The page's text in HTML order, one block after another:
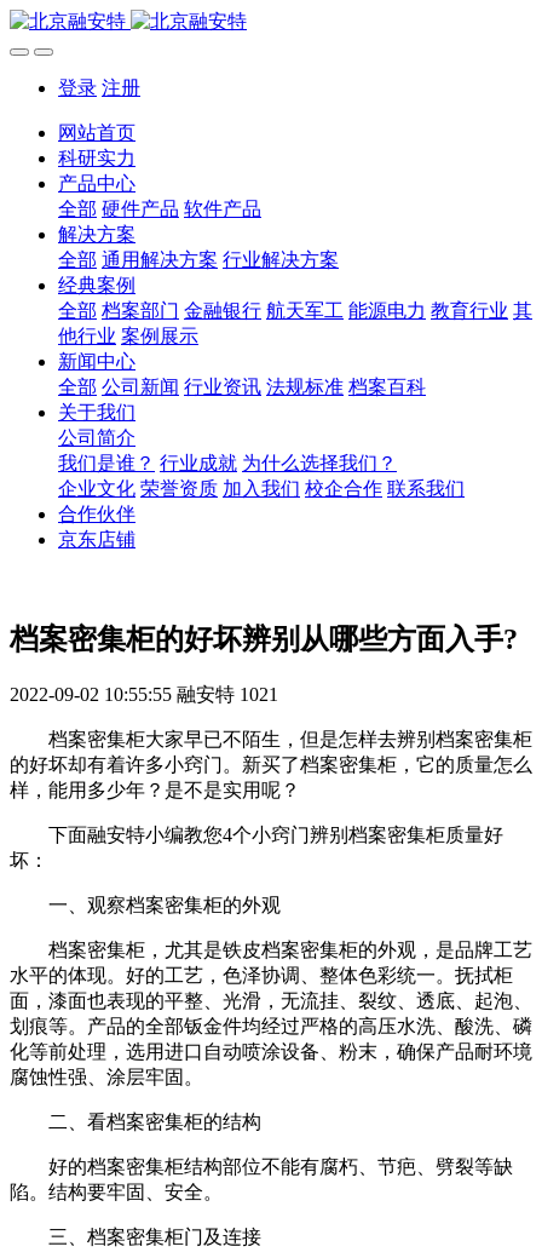
登录 注册
网站首页
科研实力
产品中心
全部 硬件产品 软件产品
解决方案
全部 通用解决方案 行业解决方案
经典案例
全部 档案部门 金融银行 航天军工 能源电力 教育行业 其
他行业 案例展示
新闻中心
全部 公司新闻 行业资讯 法规标准 档案百科
关于我们
公司简介
我们是谁？ 行业成就 为什么选择我们？
企业文化 荣誉资质 加入我们 校企合作 联系我们
合作伙伴
京东店铺
档案密集柜的好坏辨别从哪些方面入手?
2022-09-02 10:55:55 融安特 1021
档案密集柜大家早已不陌生，但是怎样去辨别档案密集柜
的好坏却有着许多小窍门。新买了档案密集柜，它的质量怎么
样，能用多少年？是不是实用呢？
下面融安特小编教您4个小窍门辨别档案密集柜质量好
坏：
一、观察档案密集柜的外观
档案密集柜，尤其是铁皮档案密集柜的外观，是品牌工艺
水平的体现。好的工艺，色泽协调、整体色彩统一。抚拭柜
面，漆面也表现的平整、光滑，无流挂、裂纹、透底、起泡、
划痕等。产品的全部钣金件均经过严格的高压水洗、酸洗、磷
化等前处理，选用进口自动喷涂设备、粉末，确保产品耐环境
腐蚀性强、涂层牢固。
二、看档案密集柜的结构
好的档案密集柜结构部位不能有腐朽、节疤、劈裂等缺
陷。结构要牢固、安全。
三、档案密集柜门及连接